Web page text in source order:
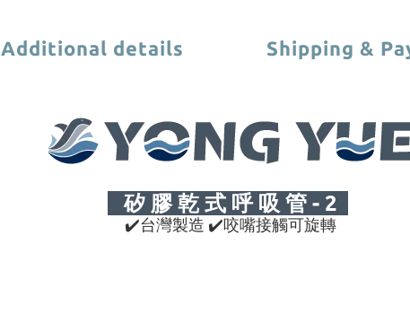
Additional details Shipping &
矽 膠 乾 式 呼 吸 管 - 2
✔台灣製造 ✔️咬嘴接觸可旋轉